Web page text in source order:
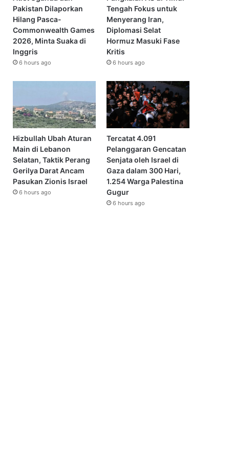
Pakistan Dilaporkan
Hilang Pasca-
Commonwealth Games
2026, Minta Suaka di
Inggris
6 hours ago
Tengah Fokus untuk
Menyerang Iran,
Diplomasi Selat
Hormuz Masuki Fase
Kritis
6 hours ago
Hizbullah Ubah Aturan
Main di Lebanon
Selatan, Taktik Perang
Gerilya Darat Ancam
Pasukan Zionis Israel
6 hours ago
Tercatat 4.091
Pelanggaran Gencatan
Senjata oleh Israel di
Gaza dalam 300 Hari,
1.254 Warga Palestina
Gugur
6 hours ago